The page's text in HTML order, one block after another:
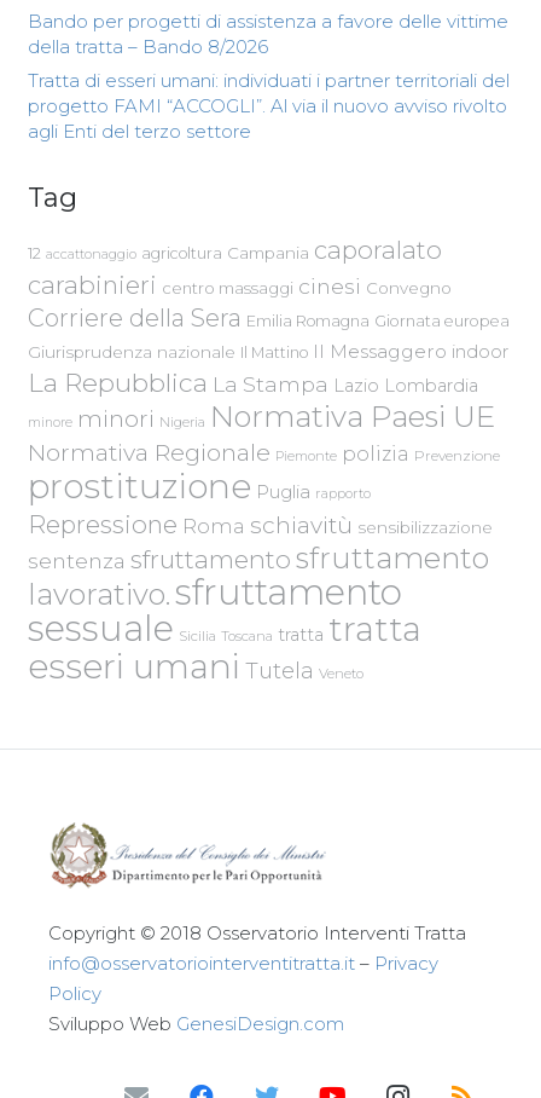
Bando per progetti di assistenza a favore delle vittime
della tratta – Bando 8/2026
Tratta di esseri umani: individuati i partner territoriali del
progetto FAMI “ACCOGLI”. Al via il nuovo avviso rivolto
agli Enti del terzo settore
Tag
12 accattonaggio agricoltura Campania caporalato
carabinieri centro massaggi cinesi Convegno
Corriere della Sera Emilia Romagna Giornata europea
Giurisprudenza nazionale Il Mattino Il Messaggero indoor
La Repubblica La Stampa Lazio Lombardia
minore minori Nigeria Normativa Paesi UE
Normativa Regionale Piemonte polizia Prevenzione
prostituzione Puglia rapporto
Repressione Roma schiavitù sensibilizzazione
sentenza sfruttamento sfruttamento
lavorativo.sfruttamento
sessuale Sicilia Toscana tratta tratta
esseri umani Tutela Veneto
Copyright © 2018 Osservatorio Interventi Tratta
info@osservatoriointerventitratta.it – Privacy
Policy
Sviluppo Web GenesiDesign.com